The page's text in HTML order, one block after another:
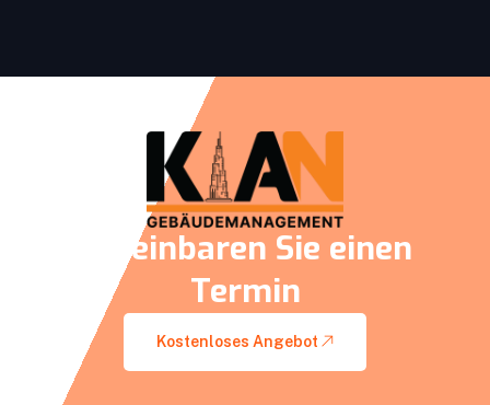
Vereinbaren Sie einen
Termin
Kostenloses Angebot